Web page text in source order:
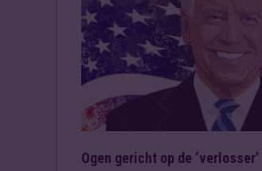
Ogen gericht op de ‘verlosser’